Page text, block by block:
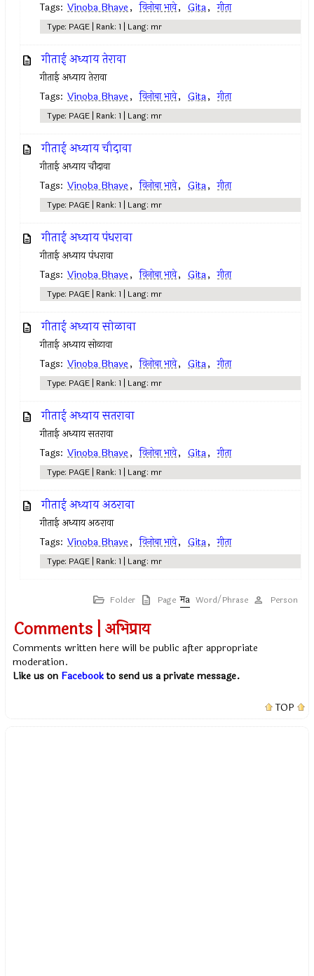
Tags: Vinoba Bhave, विनोबा भावे, Gita, गीता
Type: PAGE | Rank: 1 | Lang: mr
गीताई अध्याय तेरावा
गीताई अध्याय तेरावा
Tags: Vinoba Bhave, विनोबा भावे, Gita, गीता
Type: PAGE | Rank: 1 | Lang: mr
गीताई अध्याय चौदावा
गीताई अध्याय चौदावा
Tags: Vinoba Bhave, विनोबा भावे, Gita, गीता
Type: PAGE | Rank: 1 | Lang: mr
गीताई अध्याय पंधरावा
गीताई अध्याय पंधरावा
Tags: Vinoba Bhave, विनोबा भावे, Gita, गीता
Type: PAGE | Rank: 1 | Lang: mr
गीताई अध्याय सोळावा
गीताई अध्याय सोळावा
Tags: Vinoba Bhave, विनोबा भावे, Gita, गीता
Type: PAGE | Rank: 1 | Lang: mr
गीताई अध्याय सतरावा
गीताई अध्याय सतरावा
Tags: Vinoba Bhave, विनोबा भावे, Gita, गीता
Type: PAGE | Rank: 1 | Lang: mr
गीताई अध्याय अठरावा
गीताई अध्याय अठरावा
Tags: Vinoba Bhave, विनोबा भावे, Gita, गीता
Type: PAGE | Rank: 1 | Lang: mr
Folder Page Word/Phrase Person
Comments | अभिप्राय
Comments written here will be public after appropriate
moderation.
Like us on Facebookto send us a private message.
TOP